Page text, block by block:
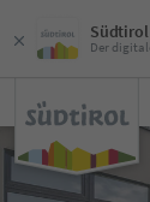
Südtirol
Der